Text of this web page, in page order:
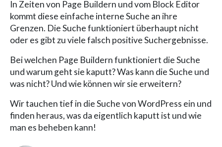
In Zeiten von Page Buildern und vom Block Editor
kommt diese einfache interne Suche an ihre
Grenzen. Die Suche funktioniert überhaupt nicht
oder es gibt zu viele falsch positive Suchergebnisse.
Bei welchen Page Buildern funktioniert die Suche
und warum geht sie kaputt? Was kann die Suche und
was nicht? Und wie können wir sie erweitern?
Wir tauchen tief in die Suche von WordPress ein und
finden heraus, was da eigentlich kaputt ist und wie
man es beheben kann!